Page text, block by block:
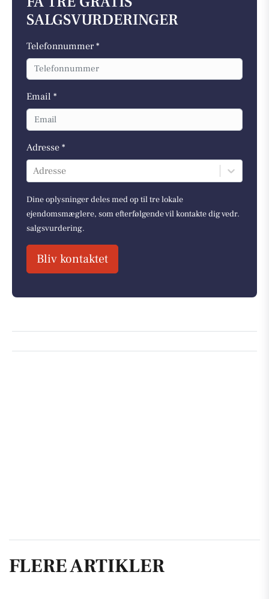
SALGSVURDERINGER
Telefonnummer *
Email *
Adresse *
Adresse
Dine oplysninger deles med op til tre lokale
ejendomsmæglere, som efterfølgende vil kontakte dig vedr.
salgsvurdering.
Bliv kontaktet
FLERE ARTIKLER